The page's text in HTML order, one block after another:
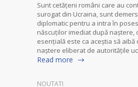
Sunt cetăţeni români care au
surogat din Ucraina, sunt
diplomatic pentru a intra în
născuţilor imediat după naştere,
esenţială este ca aceştia să aibă
naştere eliberat de autorităţile
Read more
NOUTATI